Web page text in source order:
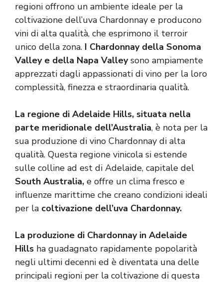
regioni offrono un ambiente ideale per la
coltivazione dell’uva Chardonnay e producono
vini di alta qualità, che esprimono il terroir
unico della zona. I Chardonnay della Sonoma
Valley e della Napa Valleysono ampiamente
apprezzati dagli appassionati di vino per la loro
complessità, finezza e straordinaria qualità.
La regione di Adelaide Hills, situata nella
parte meridionale dell’Australia, è nota per la
sua produzione di vino Chardonnay di alta
qualità. Questa regione vinicola si estende
sulle colline ad est di Adelaide, capitale del
South Australia, e offre un clima fresco e
influenze marittime che creano condizioni ideali
per la coltivazione dell’uva Chardonnay.
La produzione di Chardonnay in Adelaide
Hills ha guadagnato rapidamente popolarità
negli ultimi decenni ed è diventata una delle
principali regioni per la coltivazione di questa